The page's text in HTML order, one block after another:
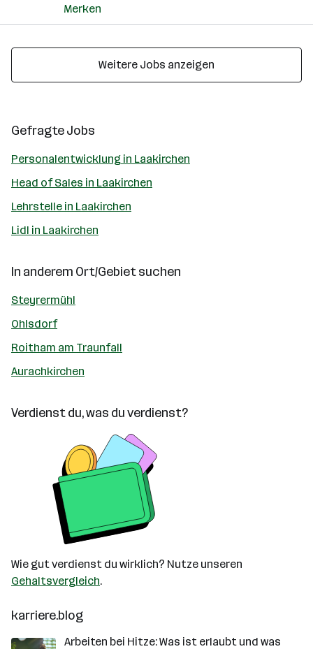
Merken
Weitere Jobs anzeigen
Gefragte Jobs
Personalentwicklung in Laakirchen
Head of Sales in Laakirchen
Lehrstelle in Laakirchen
Lidl in Laakirchen
In anderem Ort/Gebiet suchen
Steyrermühl
Ohlsdorf
Roitham am Traunfall
Aurachkirchen
Verdienst du, was du verdienst?
Wie gut verdienst du wirklich? Nutze unseren
Gehaltsvergleich.
karriere.blog
Arbeiten bei Hitze: Was ist erlaubt und was